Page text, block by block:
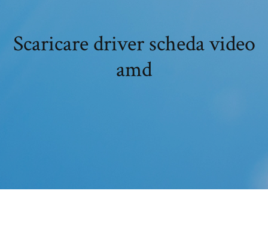
Scaricare driver scheda video
amd